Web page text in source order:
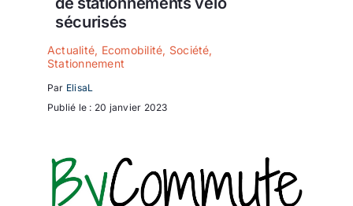
sécurisés
Actualité, Ecomobilité, Société,
Stationnement
Par ElisaL
Publié le : 20 janvier 2023